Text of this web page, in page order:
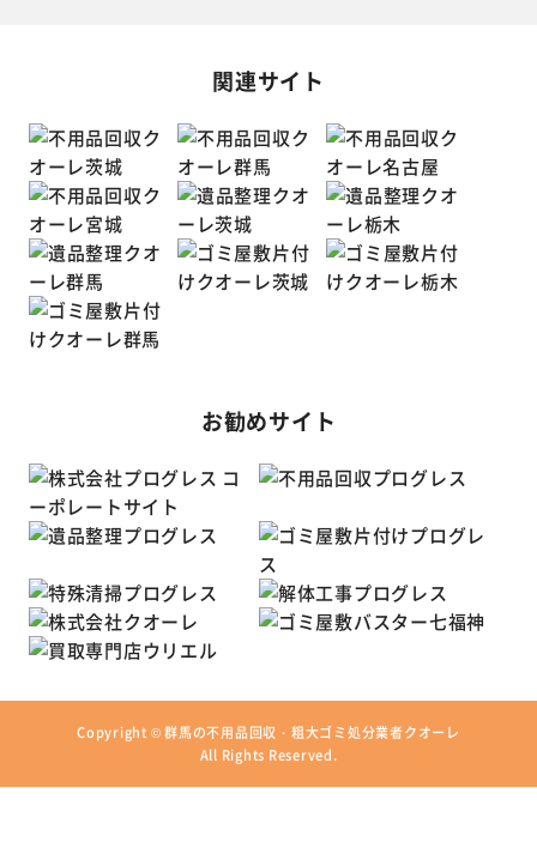
関連サイト
お勧めサイト
Copyright ©群馬の不用品回収・粗大ゴミ処分業者クオーレ
All Rights Reserved.